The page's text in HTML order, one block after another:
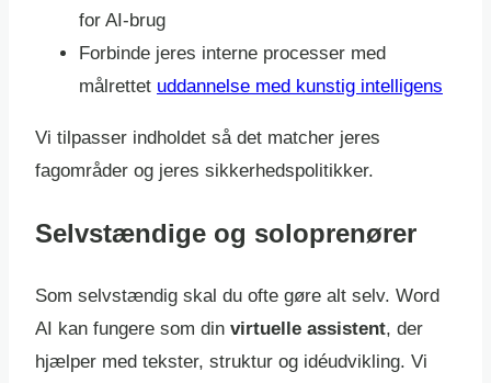
for AI-brug
Forbinde jeres interne processer med
målrettet uddannelse med kunstig intelligens
Vi tilpasser indholdet så det matcher jeres
fagområder og jeres sikkerhedspolitikker.
Selvstændige og soloprenører
Som selvstændig skal du ofte gøre alt selv. Word
AI kan fungere som din virtuelle assistent, der
hjælper med tekster, struktur og idéudvikling. Vi